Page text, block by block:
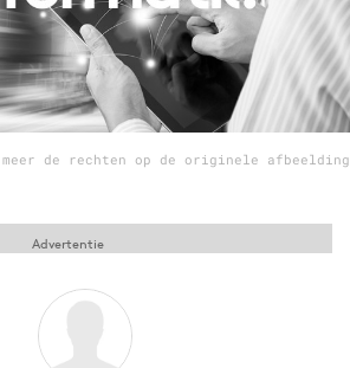
meer de rechten op de originele afbeelding
Advertentie